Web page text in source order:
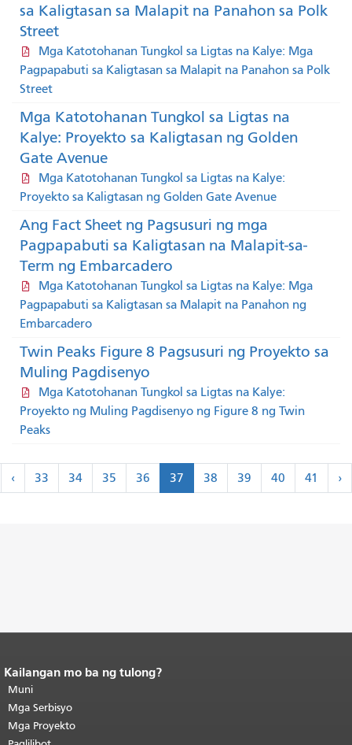
sa Kaligtasan sa Malapit na Panahon sa Polk
Street
Mga Katotohanan Tungkol sa Ligtas na Kalye: Mga
Pagpapabuti sa Kaligtasan sa Malapit na Panahon sa Polk
Street
Mga Katotohanan Tungkol sa Ligtas na
Kalye: Proyekto sa Kaligtasan ng Golden
Gate Avenue
Mga Katotohanan Tungkol sa Ligtas na Kalye:
Proyekto sa Kaligtasan ng Golden Gate Avenue
Ang Fact Sheet ng Pagsusuri ng mga
Pagpapabuti sa Kaligtasan na Malapit-sa-
Term ng Embarcadero
Mga Katotohanan Tungkol sa Ligtas na Kalye: Mga
Pagpapabuti sa Kaligtasan sa Malapit na Panahon ng
Embarcadero
Twin Peaks Figure 8 Pagsusuri ng Proyekto sa
Muling Pagdisenyo
Mga Katotohanan Tungkol sa Ligtas na Kalye:
Proyekto ng Muling Pagdisenyo ng Figure 8 ng Twin
Peaks
Paginasyon
‹‹
nakaraan
33 34 35 36 37 38 39 40 41 ›
›
Katapusan ng nilalaman ng
pahina.
pahinang ito ay nauulit sa bawat
pahina.Bumalik sa itaas ng
pangunahing nilalaman
Kailangan mo ba ng tulong?
Muni
Mga Serbisyo
Mga Proyekto